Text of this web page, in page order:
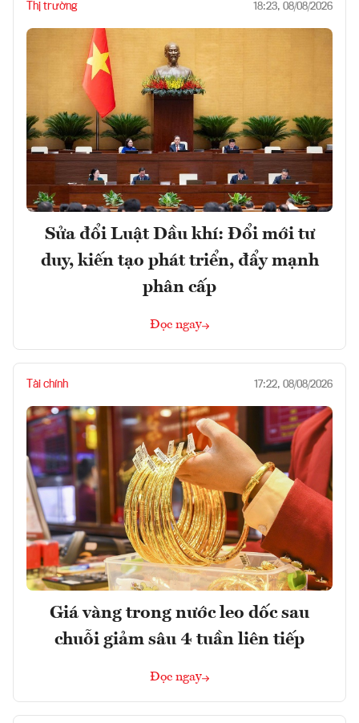
Thị trường 18:23, 08/08/2026
Sửa đổi Luật Dầu khí: Đổi mới tư
duy, kiến tạo phát triển, đẩy mạnh
phân cấp
Đọc ngay
Tài chính 17:22, 08/08/2026
Giá vàng trong nước leo dốc sau
chuỗi giảm sâu 4 tuần liên tiếp
Đọc ngay